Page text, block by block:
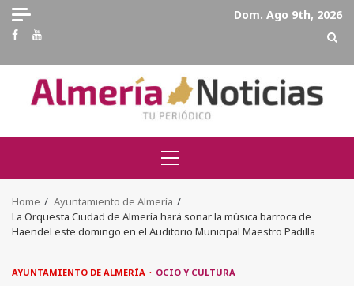
Skip
content
Dom. Ago 9th, 2026
Facebook
Youtube
Primary
Menu
Home
Ayuntamiento de Almería
La Orquesta Ciudad de Almería hará sonar la música barroca de
Haendel este domingo en el Auditorio Municipal Maestro Padilla
AYUNTAMIENTO DE ALMERÍA OCIO Y CULTURA